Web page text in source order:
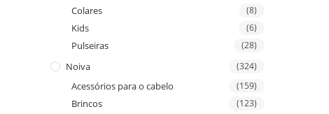
Colares (8)
Kids (6)
Pulseiras (28)
Noiva (324)
Acessórios para o cabelo (159)
Brincos (123)